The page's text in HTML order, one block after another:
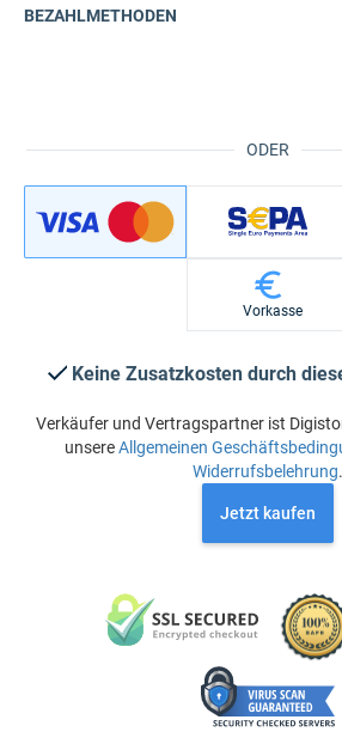
ODER
BEZAHLMETHODEN
Vorkasse
Keine Zusatzkosten durch
Verkäufer und Vertragspartner ist
unsereAllgemeinen
Widerrufsbelehrung.
Jetzt kaufen